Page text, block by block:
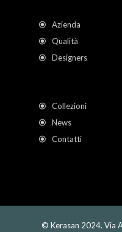
Azienda
Qualità
Designers
Collezioni
News
Contatti
© Kerasan 2024. Via